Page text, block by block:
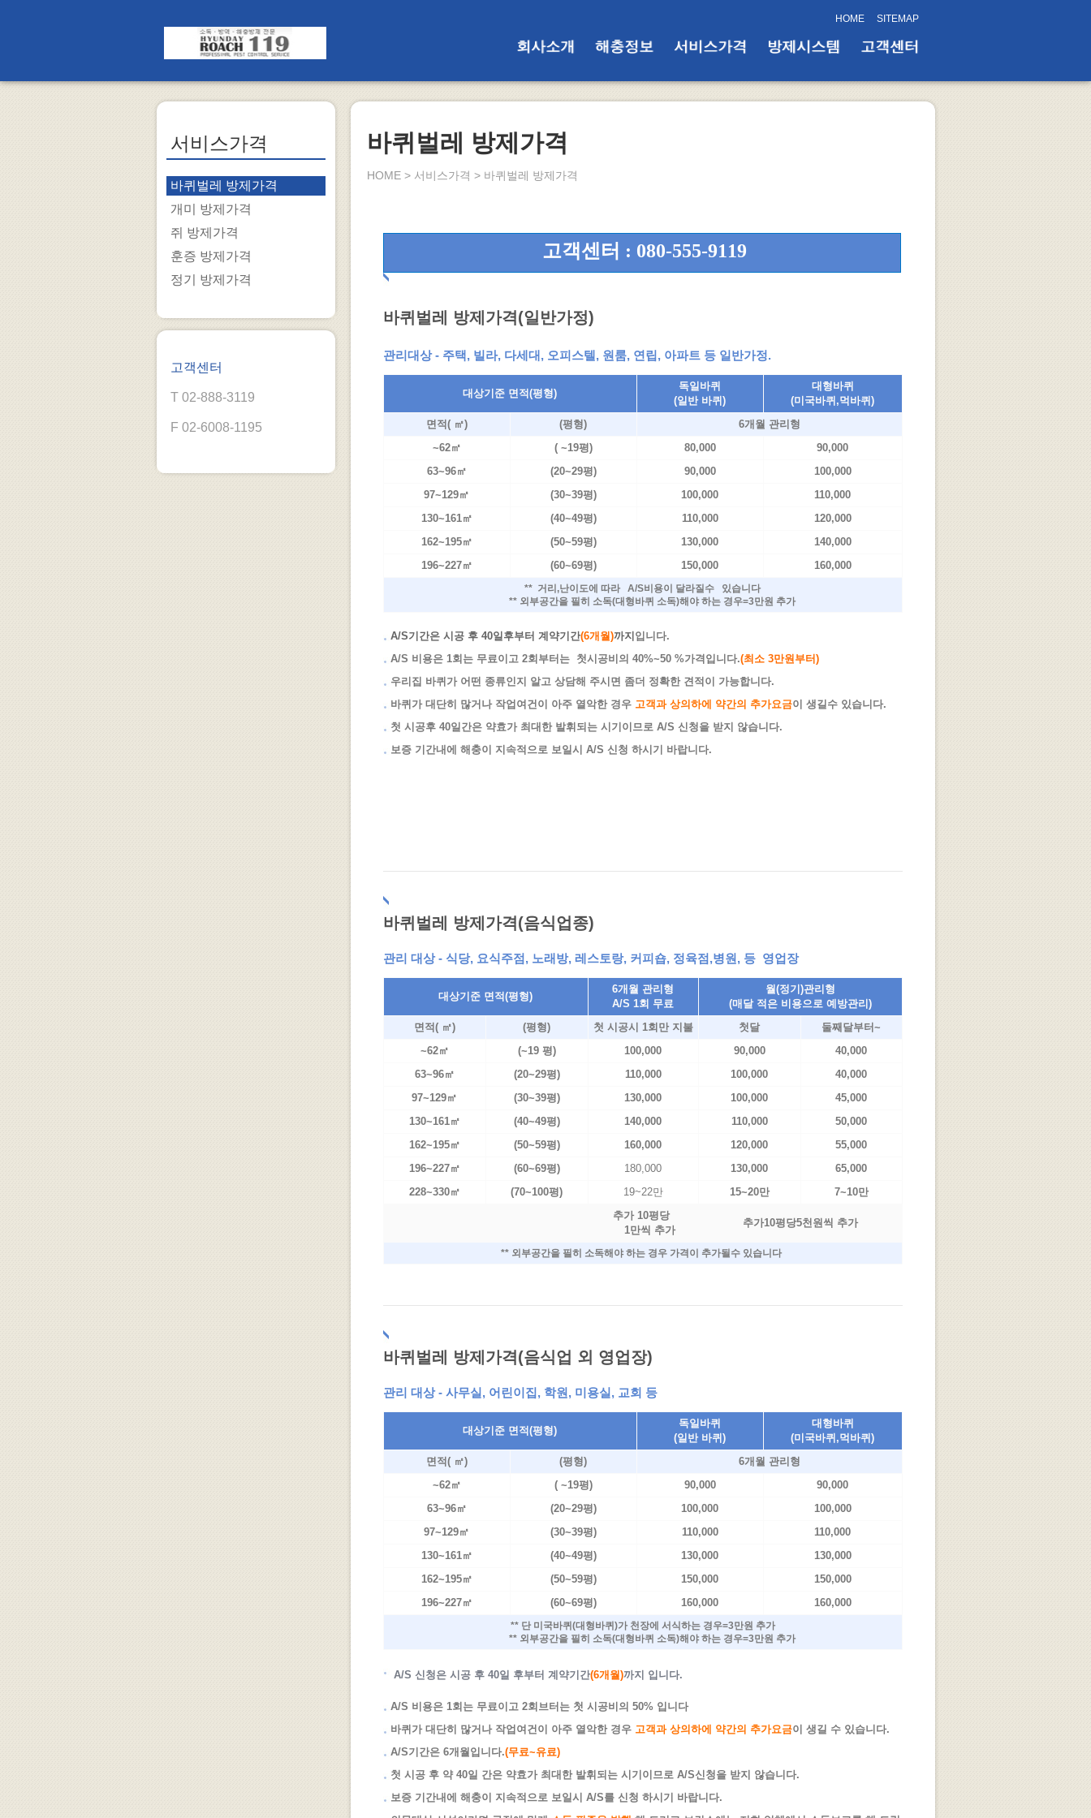
HOME SITEMAP
회사소개 해충정보 서비스가격 방제시스템 고객센터
서비스가격
바퀴벌레 방제가격
개미 방제가격
쥐 방제가격
훈증 방제가격
정기 방제가격
고객센터
T 02-888-3119
F 02-6008-1195
바퀴벌레 방제가격
HOME > 서비스가격 > 바퀴벌레 방제가격
고객센터 : 080-555-9119
바퀴벌레 방제가격(일반가정)
관리대상 - 주택, 빌라, 다세대, 오피스텔, 원룸, 연립, 아파트 등 일반가정.
대상기준 면적(평형)
독일바퀴
(일반 바퀴)
대형바퀴
(미국바퀴,먹바퀴)
면적( ㎡)
(평형)
6개월 관리형
~62㎡
( ~19평) 80,000
90,000
63~96㎡
(20~29평) 90,000
100,000
97~129㎡
(30~39평) 100,000
110,000
130~161㎡
(40~49평) 110,000
120,000
162~195㎡
(50~59평) 130,000
140,000
196~227㎡ (60~69평) 150,000 160,000
** 거리,난이도에 따라 A/S비용이 달라질수 있습니다
** 외부공간을 필히 소독(대형바퀴 소독)해야 하는 경우=3만원 추가
A/S기간은 시공 후 40일후부터 계약기간(6개월)까지 입니다.
A/S 비용은 1회는 무료이고 2회부터는 첫시공비의 40%~50 %가격입니다.(최소 3만원부터)
우리집 바퀴가 어떤 종류인지 알고 상담해 주시면 좀더 정확한 견적이 가능합니다.
바퀴가 대단히 많거나 작업여건이 아주 열악한 경우 고객과 상의하에 약간의 추가요금이 생길수 있습니다.
첫 시공후 40일간은 약효가 최대한 발휘되는 시기이므로 A/S 신청을 받지 않습니다.
보증 기간내에 해충이 지속적으로 보일시 A/S 신청 하시기 바랍니다.
바퀴벌레 방제가격(음식업종)
관리 대상 - 식당, 요식주점, 노래방, 레스토랑, 커피숍, 정육점,병원, 등 영업장
대상기준 면적(평형)
6개월 관리형
A/S 1회 무료
월(정기)관리형
(매달 적은 비용으로 예방관리)
면적( ㎡)
(평형) 첫 시공시 1회만 지불 첫달
둘째달부터~
~62㎡
(~19 평) 100,000 90,000
40,000
63~96㎡
(20~29평) 110,000 100,000
40,000
97~129㎡
(30~39평) 130,000 100,000
45,000
130~161㎡
(40~49평) 140,000 110,000
50,000
162~195㎡
(50~59평) 160,000 120,000
55,000
196~227㎡
(60~69평) 180,000 130,000
65,000
228~330㎡
(70~100평) 19~22만 15~20만
7~10만
추가 10평당
1만씩 추가
추가10평당5천원씩 추가
** 외부공간을 필히 소독해야 하는 경우 가격이 추가될수 있습니다
바퀴벌레 방제가격(음식업 외 영업장)
관리 대상 - 사무실, 어린이집, 학원, 미용실, 교회 등
대상기준 면적(평형)
독일바퀴
(일반 바퀴)
대형바퀴
(미국바퀴,먹바퀴)
면적( ㎡)
(평형)
6개월 관리형
~62㎡
( ~19평) 90,000
90,000
63~96㎡
(20~29평) 100,000
100,000
97~129㎡
(30~39평) 110,000
110,000
130~161㎡
(40~49평) 130,000
130,000
162~195㎡
(50~59평) 150,000
150,000
196~227㎡
(60~69평) 160,000 160,000
** 단 미국바퀴(대형바퀴)가 천장에 서식하는 경우=3만원 추가
** 외부공간을 필히 소독(대형바퀴 소독)해야 하는 경우=3만원 추가
A/S 신청은 시공 후 40일 후부터 계약기간(6개월)까지 입니다.
A/S 비용은 1회는 무료이고 2회브터는 첫 시공비의 50% 입니다
바퀴가 대단히 많거나 작업여건이 아주 열악한 경우 고객과 상의하에 약간의 추가요금이 생길 수 있습니다.
A/S기간은 6개월입니다.(무료~유료)
첫 시공 후 약 40일 간은 약효가 최대한 발휘되는 시기이므로 A/S신청을 받지 않습니다.
보증 기간내에 해충이 지속적으로 보일시 A/S를 신청 하시기 바랍니다.